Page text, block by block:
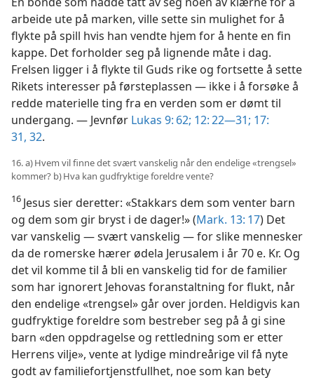
arbeide ute på marken, ville sette sin mulighet for å
flykte på spill hvis han vendte hjem for å hente en fin
kappe. Det forholder seg på lignende måte i dag.
Frelsen ligger i å flykte til Guds rike og fortsette å sette
Rikets interesser på førsteplassen — ikke i å forsøke å
redde materielle ting fra en verden som er dømt til
undergang. — Jevnfør Lukas 9: 62; 12: 22—31; 17:
31, 32.
16. a) Hvem vil finne det svært vanskelig når den endelige «trengsel»
kommer? b) Hva kan gudfryktige foreldre vente?
16 Jesus sier deretter: «Stakkars dem som venter barn
og dem som gir bryst i de dager!» (Mark. 13: 17) Det
var vanskelig — svært vanskelig — for slike mennesker
da de romerske hærer ødela Jerusalem i år 70 e. Kr. Og
det vil komme til å bli en vanskelig tid for de familier
som har ignorert Jehovas foranstaltning for flukt, når
den endelige «trengsel» går over jorden. Heldigvis kan
gudfryktige foreldre som bestreber seg på å gi sine
barn «den oppdragelse og rettledning som er etter
Herrens vilje», vente at lydige mindreårige vil få nyte
godt av familiefortjenstfullhet, noe som kan bety